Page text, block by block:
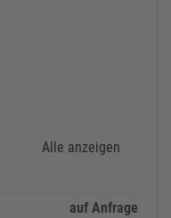
Alle anzeigen
auf Anfrage